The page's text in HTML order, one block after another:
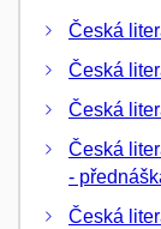
Česká
Česká
Česká
Česká
-
Česká